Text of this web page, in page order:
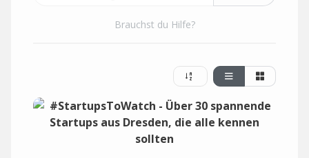
Brauchst du Hilfe?